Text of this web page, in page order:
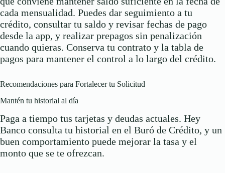
cada mensualidad. Puedes dar seguimiento a tu
crédito, consultar tu saldo y revisar fechas de pago
desde la app, y realizar prepagos sin penalización
cuando quieras. Conserva tu contrato y la tabla de
pagos para mantener el control a lo largo del crédito.
Recomendaciones para Fortalecer tu Solicitud
Mantén tu historial al día
Paga a tiempo tus tarjetas y deudas actuales. Hey
Banco consulta tu historial en el Buró de Crédito, y un
buen comportamiento puede mejorar la tasa y el
monto que se te ofrezcan.